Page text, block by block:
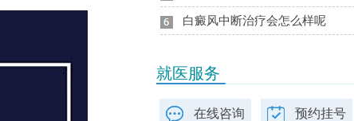
白癜风中断治疗会怎么样呢
就医服务
在线咨询 预约挂号